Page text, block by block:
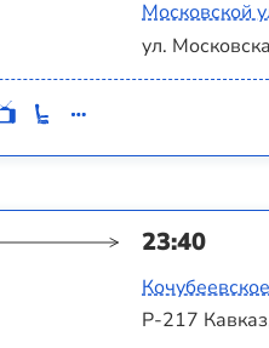
Московской
ул.
23:40
Р-217